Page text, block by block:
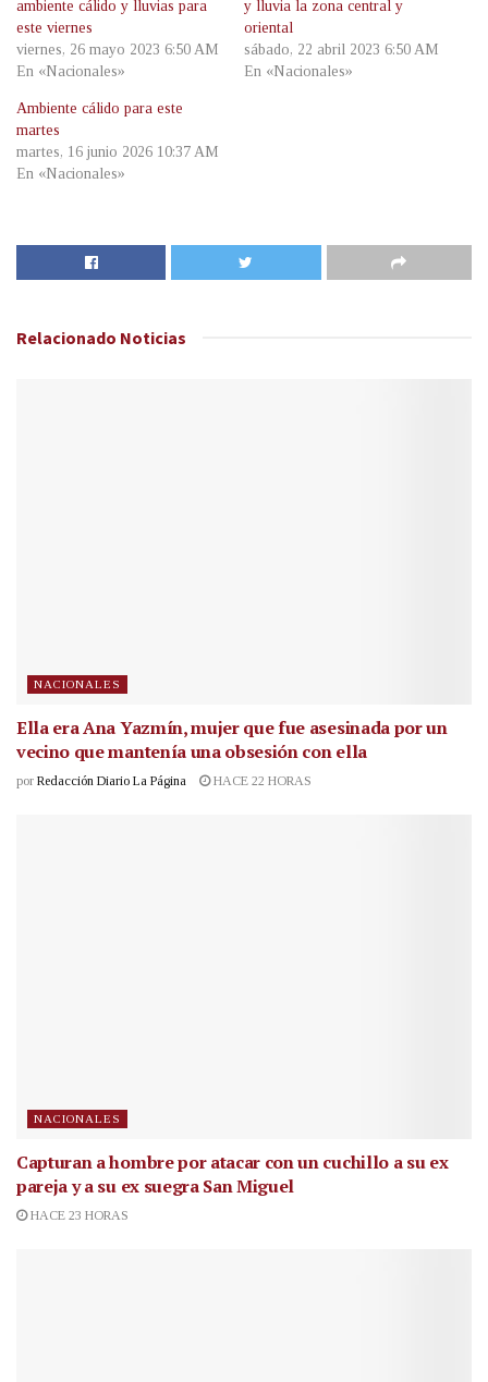
ambiente cálido y lluvias para
este viernes
viernes, 26 mayo 2023 6:50 AM
En «Nacionales»
y lluvia la zona central y
oriental
sábado, 22 abril 2023 6:50 AM
En «Nacionales»
Ambiente cálido para este
martes
martes, 16 junio 2026 10:37 AM
En «Nacionales»
Relacionado Noticias
NACIONALES
Ella era Ana Yazmín, mujer que fue asesinada por un
vecino que mantenía una obsesión con ella
por Redacción Diario La Página HACE 22 HORAS
NACIONALES
Capturan a hombre por atacar con un cuchillo a su ex
pareja y a su ex suegra San Miguel
HACE 23 HORAS